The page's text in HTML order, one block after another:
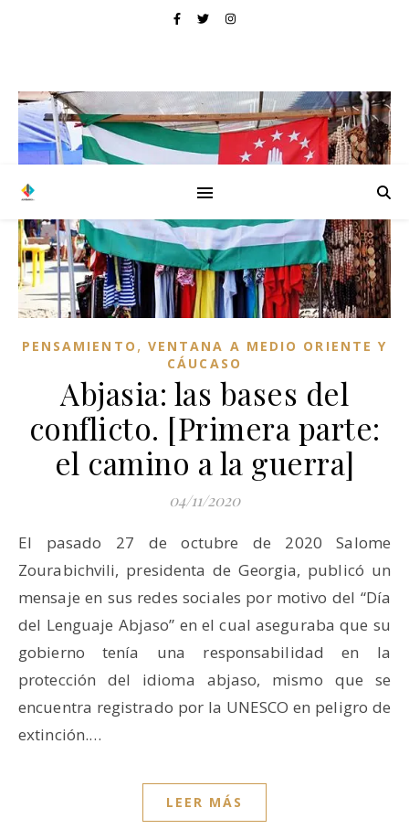
PENSAMIENTO , VENTANA A MEDIO ORIENTE Y
CÁUCASO
Abjasia: las bases del
conflicto. [Primera parte:
el camino a la guerra]
04/11/2020
El pasado 27 de octubre de 2020 Salome
Zourabichvili, presidenta de Georgia, publicó un
mensaje en sus redes sociales por motivo del “Día
del Lenguaje Abjaso” en el cual aseguraba que su
gobierno tenía una responsabilidad en la
protección del idioma abjaso, mismo que se
encuentra registrado por la UNESCO en peligro de
extinción.…
LEER MÁS